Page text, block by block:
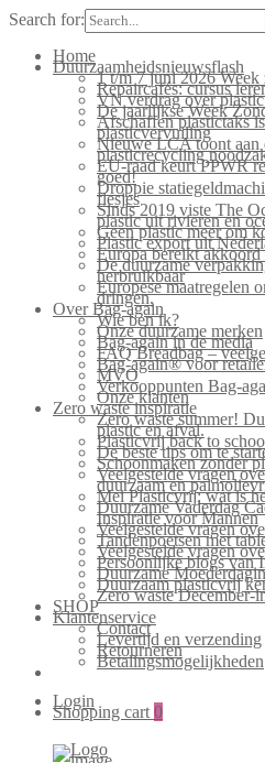
Search for:
Home
Duurzaamheidsnieuwsflash
1 t/m 7 juni 2026 Week
Repaircafés: cursus
VN verdrag over
De jaarlijkse Week
Afschaffen plastictaks
plasticvervuiling
Nieuwe LCA toont aan
plasticrecycling
EU-raad keurt PPWR
goed!
Droppie
flesjes
Sinds 2019 viste The
plastic uit rivieren en
Geen plastic meer om
Plastic export uit
Europa bereikt
De duurzame
herbruikbaar
Europese maatregelen
dringen.
Over Bag-again
Wie ben ik?
Onze duurzame merken
Bag-again in de media
FAQ Breadbag –
Bag-again® voor
MVO
Verkooppunten Bag-
Onze klanten
Zero waste inspiratie
Zero waste summer!
plastic en afval.
Plasticvrij back to
De beste tips om te
Schoonmaken zonder
Veelgestelde vragen
duurzaam en
Mei Plasticvrij: wat is
Duurzame Vaderdag
Inspiratie voor Mannen
Veelgestelde vragen
Tandenpoetsen met
Veelgestelde vragen
Persoonlijke blogs van
Duurzame
Duurzaam plasticvrij
Zero waste December-
SHOP
Klantenservice
Contact
Levertijd en verzending
Retourneren
Betalingsmogelijkheden
Login
Shopping cart 0